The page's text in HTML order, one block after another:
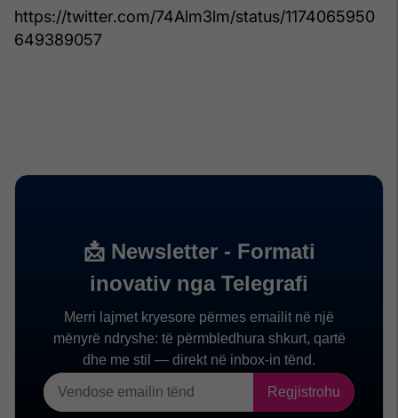
https://twitter.com/74Alm3lm/status/1174065950
649389057